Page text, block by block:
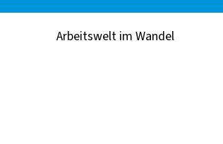
Arbeitswelt im Wandel